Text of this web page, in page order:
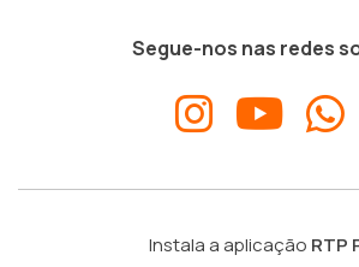
Segue-nos nas redes
Instala a aplicação RTP